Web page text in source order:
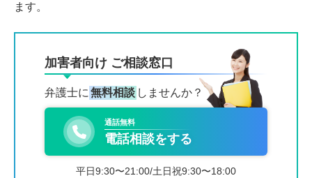
ます。
加害者向け ご相談窓口
弁護士に 無料相談 しませんか？
通話無料
電話相談をする
平日9:30〜21:00/土日祝9:30〜18:00